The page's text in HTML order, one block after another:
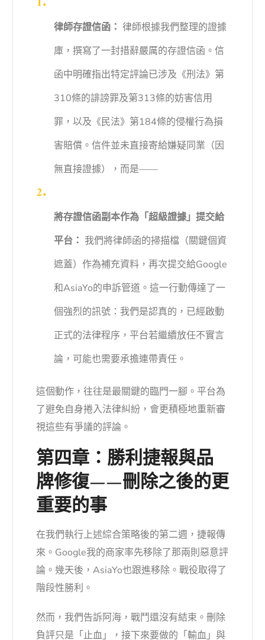
律師存證信函： 律師根據我們整理的證據
庫，撰寫了一封措辭嚴厲的存證信函。信
函中明確指出特定評論已涉及《刑法》第
310條的誹謗罪及第313條的妨害信用
罪，以及《民法》第184條的侵權行為損
害賠償。信件並未直接寄給嫌疑同業（因
無直接證據），而是——
將存證信函副本作為「超級證據」提交給
平台： 我們將律師函的掃描檔（關鍵個資
遮蓋）作為補充資料，再次提交給Google
和AsiaYo的申訴管道。這一行動傳達了一
個強烈的訊號：我們是認真的，已經啟動
正式的法律程序，平台若繼續放任不實言
論，可能也需要承擔連帶責任。
這個動作，往往是最關鍵的臨門一腳。平台為
了避免自身捲入法律糾紛，會更積極地重新審
視這些有爭議的評論。
第四章：勝利捷報與品
牌修復——刪除之後的更
重要的事
在我們執行上述綜合策略後的第二週，捷報傳
來。Google我的商家率先移除了那兩則惡意評
論。幾天後，AsiaYo也跟進移除。戰役取得了
階段性勝利。
然而，我們告訴阿海，戰鬥還沒有結束。刪除
負評只是「止血」，接下來要做的「輸血」與